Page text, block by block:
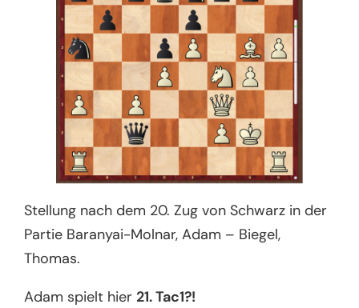
Stellung nach dem 20. Zug von Schwarz in der
Partie Baranyai-Molnar, Adam – Biegel,
Thomas.
Adam spielt hier 21. Tac1?!